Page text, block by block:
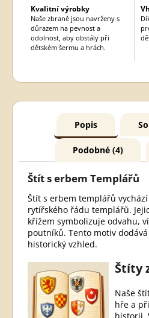
Kvalitní výrobky
Naše zbraně jsou navrženy s
důrazem na pevnost a
odolnost, aby obstály při
dětském šermu a hrách.
Popis
Podobné (4)
Štít s erbem Templářů
Štít s erbem templářů
rytířského řádu templářů.
křížem symbolizuje odvahu,
poutníků. Tento motiv
historický vzhled.
Štíty
Naše
hře a